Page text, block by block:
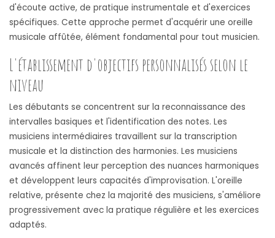
d'écoute active, de pratique instrumentale et d'exercices
spécifiques. Cette approche permet d'acquérir une oreille
musicale affûtée, élément fondamental pour tout musicien.
L'établissement d'objectifs personnalisés selon le
niveau
Les débutants se concentrent sur la reconnaissance des
intervalles basiques et l'identification des notes. Les
musiciens intermédiaires travaillent sur la transcription
musicale et la distinction des harmonies. Les musiciens
avancés affinent leur perception des nuances harmoniques
et développent leurs capacités d'improvisation. L'oreille
relative, présente chez la majorité des musiciens, s'améliore
progressivement avec la pratique régulière et les exercices
adaptés.